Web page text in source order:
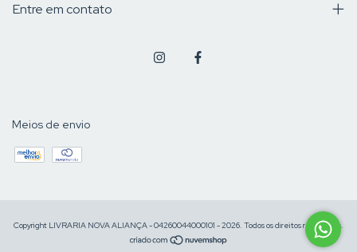
Entre em contato
Meios de envio
Copyright LIVRARIA NOVA ALIANÇA - 04260044000101 - 2026. Todos os direitos reservados.